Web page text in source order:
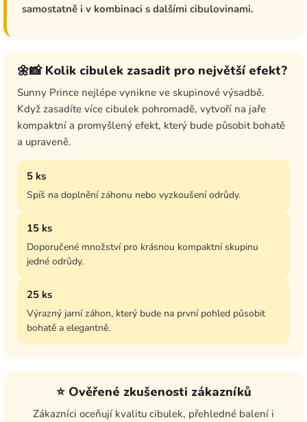
samostatně i v kombinaci s dalšími cibulovinami.
🌼📸 Kolik cibulek zasadit pro největší efekt?
Sunny Prince nejlépe vynikne ve skupinové výsadbě.
Když zasadíte více cibulek pohromadě, vytvoří na jaře
kompaktní a promyšlený efekt, který bude působit bohatě
a upraveně.
5 ks
Spíš na doplnění záhonu nebo vyzkoušení odrůdy.
15 ks
Doporučené množství pro krásnou kompaktní skupinu
jedné odrůdy.
25 ks
Výrazný jarní záhon, který bude na první pohled působit
bohatě a elegantně.
⭐ Ověřené zkušenosti zákazníků
Zákazníci oceňují kvalitu cibulek, přehledné balení i